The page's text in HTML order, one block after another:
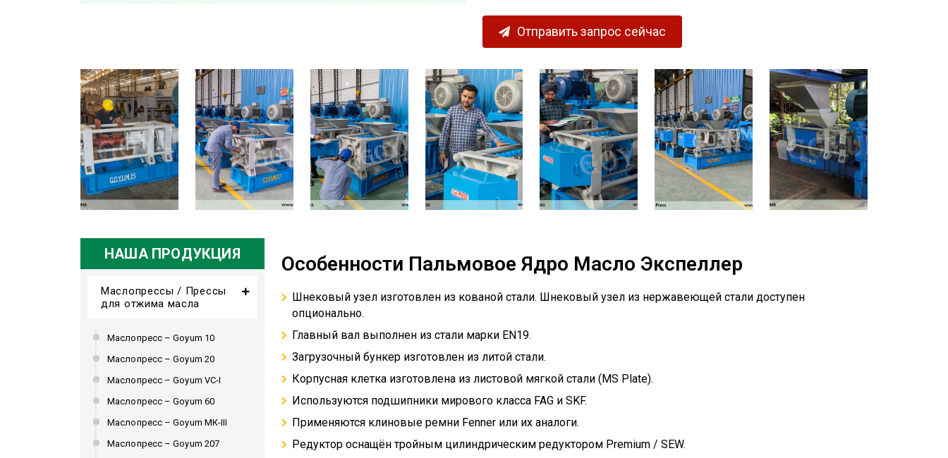
Отправить запрос сейчас
Особенности Пальмовое Ядро Масло Экспеллер
Шнековый узел изготовлен из кованой стали. Шнековый узел из нержавеющей стали доступен
опционально.
Главный вал выполнен из стали марки EN19.
Загрузочный бункер изготовлен из литой стали.
Корпусная клетка изготовлена из листовой мягкой стали (MS Plate).
Используются подшипники мирового класса FAG и SKF.
Применяются клиновые ремни Fenner или их аналоги.
Редуктор оснащён тройным цилиндрическим редуктором Premium / SEW.
НАША ПРОДУКЦИЯ
Маслопрессы / Прессы
для отжима масла
Маслопресс – Goyum 10
Маслопресс – Goyum 20
Маслопресс – Goyum VC-I
Маслопресс – Goyum 60
Маслопресс – Goyum МК-III
Маслопресс – Goyum 207